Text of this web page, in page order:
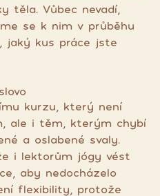
těla. Vůbec nevadí,
se k nim v průběhu
jaký kus práce jste
kurzu, který není
ale i těm, kterým chybí
a oslabené svaly.
i lektorům jógy vést
aby nedocházelo
flexibility, protože